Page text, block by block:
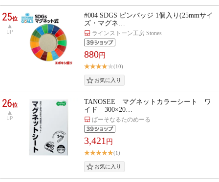
25位
UP
#004 SDGS ピンバッジ 1個入り(25mmサイ
ズ・マグネ…
ラインストーン工房 Stones
880円
(10)
26位
UP
TANOSEE マグネットカラーシート ワ
イド 300×20…
ぱーそなるたのめーる
3,421 円
(1)